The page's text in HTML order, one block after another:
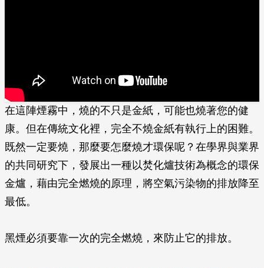
在這陣煙霧中，燒的不只是金紙，可能也燒著您的健
康。但在傳統文化裡，完全不燒金紙有執行上的困難。
既然一定要燒，那麼要怎麼燒才環保呢？在學界與業界
的共同研究下，發展出一種以焚化爐技術為概念的環保
金爐，藉由完全燃燒的原理，將空氣污染物的排放降至
最低。
黑煙必須要靠一次的完全燃燒，來防止它的排放。